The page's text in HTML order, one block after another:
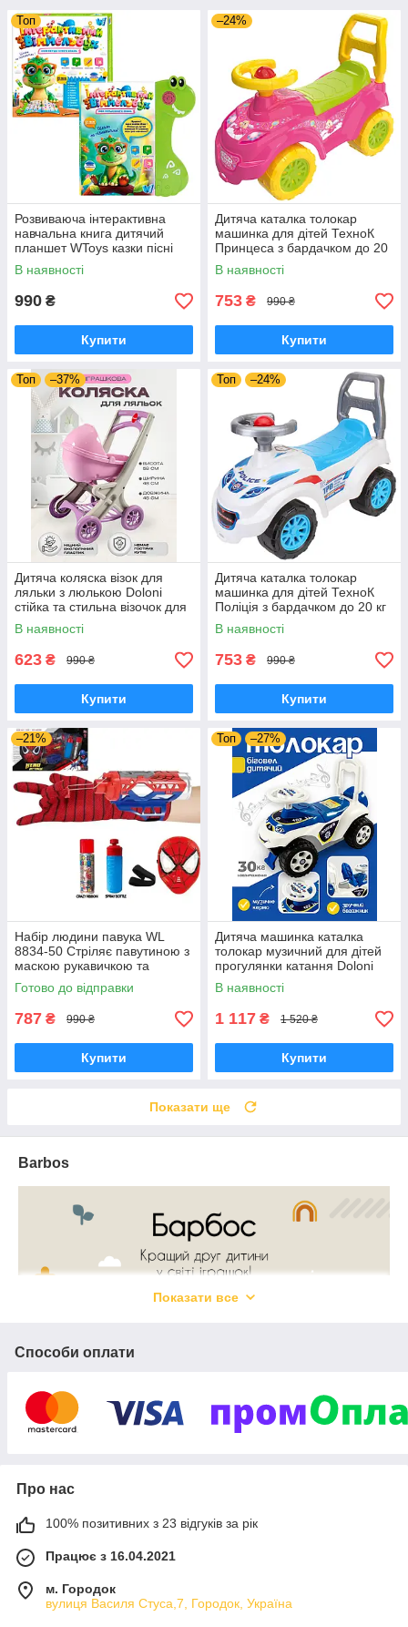
Топ
Розвиваюча інтерактивна
навчальна книга дитячий
планшет WToys казки пісні
загадки скоромовки сенсорна
книжка
В наявності
990 ₴
Купити
–24%
Дитяча каталка толокар
машинка для дітей ТехноК
Принцеса з бардачком до 20
кг 0793 рожева
В наявності
753 ₴ 990 ₴
Купити
Топ –37%
Дитяча коляска візок для
ляльки з люлькою Doloni
стійка та стильна візочок для
ляльок і пупса з капюшоном
В наявності
623 ₴ 990 ₴
Купити
Топ –24%
Дитяча каталка толокар
машинка для дітей ТехноК
Поліція з бардачком до 20 кг
7426 біла
В наявності
753 ₴ 990 ₴
Купити
–21%
Набір людини павука WL
8834-50 Стріляє павутиною з
маскою рукавичкою та
бластером 1 балон з
павутинням
Готово до відправки
787 ₴ 990 ₴
Купити
Топ –27%
Дитяча машинка каталка
толокар музичний для дітей
прогулянки катання Doloni
машина для хлопчика синя
В наявності
1 117 ₴ 1 520 ₴
Купити
Показати ще
Barbos
Показати все
Способи оплати
Про нас
100% позитивних з 23 відгуків за рік
Працює з 16.04.2021
м. Городок
вулиця Василя Стуса,7, Городок, Україна